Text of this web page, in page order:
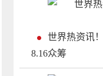
世界热资讯
8.16众筹